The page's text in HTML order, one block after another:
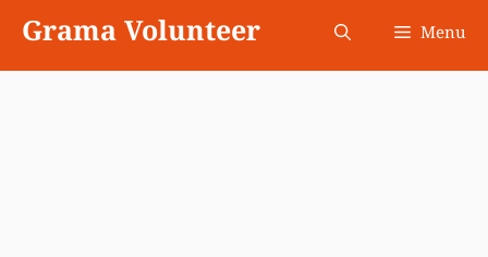
content
Grama Volunteer Menu